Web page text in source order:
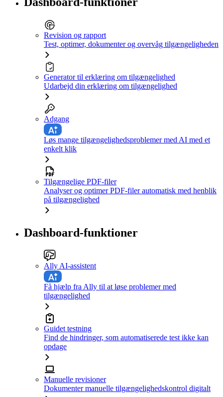
Revision og rapport
Test, optimer, dokumenter og overvåg tilgængeligheden
Generator til erklæring om tilgængelighed
Udarbejd din erklæring om tilgængelighed
Adgang
Løs mange tilgængelighedsproblemer med AI med et
enkelt klik
Tilgængelige PDF-filer
Analyser og optimer PDF-filer automatisk med henblik
på tilgængelighed
Dashboard-funktioner
Ally AI-assistent
Få hjælp fra Ally til at løse problemer med
tilgængelighed
Guidet testning
Find de hindringer, som automatiserede test ikke kan
opdage
Manuelle revisioner
Dokumenter manuelle tilgængelighedskontrol digitalt